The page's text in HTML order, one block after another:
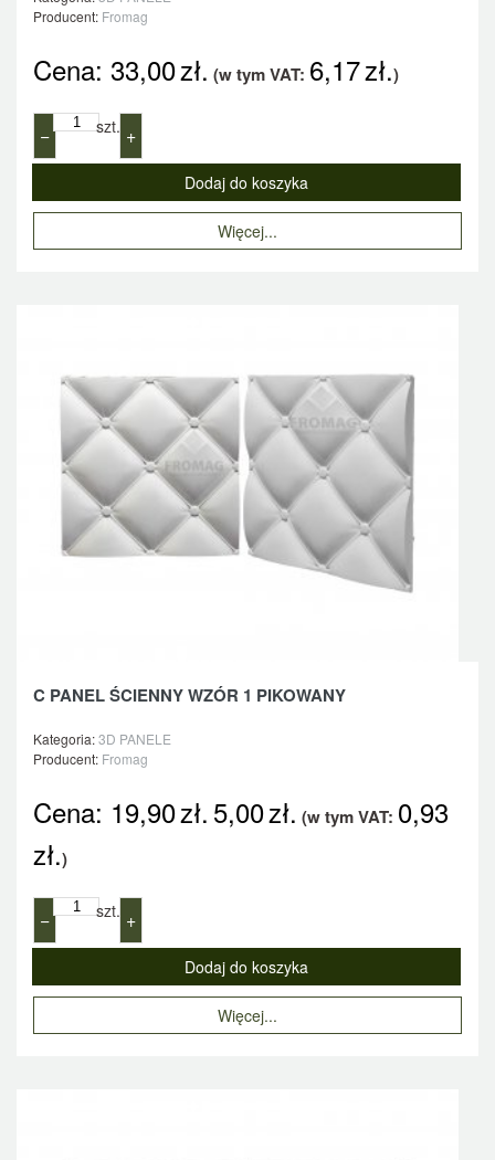
Producent: Fromag
Cena: 33,00zł. (w tym VAT: 6,17zł.)
− szt. +
Więcej...
C PANEL ŚCIENNY WZÓR 1 PIKOWANY
Kategoria:3D PANELE
Producent: Fromag
Cena: 19,90zł. 5,00zł. (w tym VAT: 0,93
zł.)
− szt. +
Więcej...